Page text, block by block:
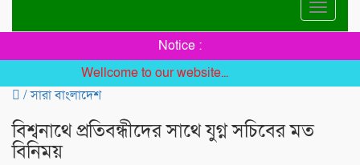
Toggle
Notice :
Wellcome to our website...
/সারা বাংলাদেশ
বিশ্বনাথে প্রতিবন্ধীদের সাথে যুগ্ন সচিবের মত
বিনিময়